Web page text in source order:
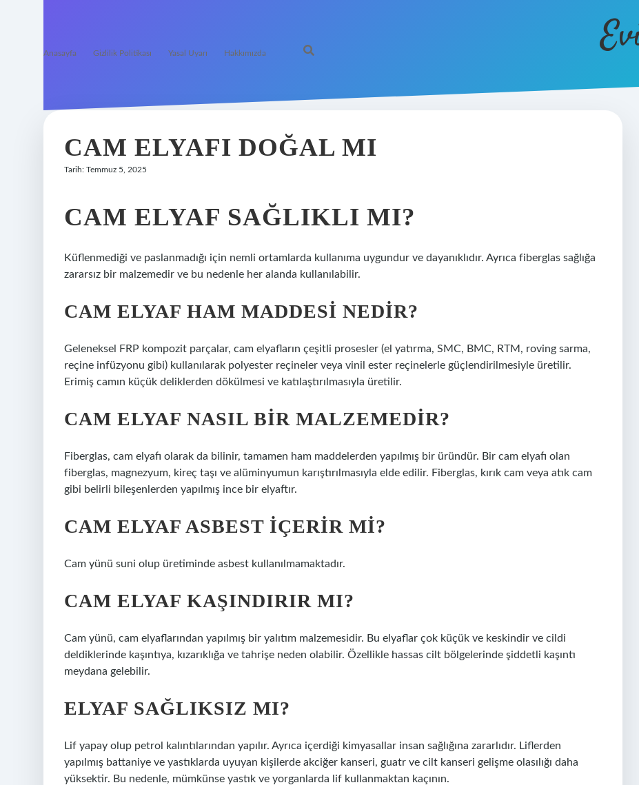
Anasayfa Gizlilik Politikası Yasal Uyarı Hakkımızda
CAM ELYAFI DOĞAL MI
Tarih: Temmuz 5, 2025
CAM ELYAF SAĞLIKLI MI?
Küflenmediği ve paslanmadığı için nemli ortamlarda kullanıma uygundur ve dayanıklıdır. Ayrıca fiberglas sağlığa
zararsız bir malzemedir ve bu nedenle her alanda kullanılabilir.
CAM ELYAF HAM MADDESI NEDIR?
Geleneksel FRP kompozit parçalar, cam elyafların çeşitli prosesler (el yatırma, SMC, BMC, RTM, roving sarma,
reçine infüzyonu gibi) kullanılarak polyester reçineler veya vinil ester reçinelerle güçlendirilmesiyle üretilir.
Erimiş camın küçük deliklerden dökülmesi ve katılaştırılmasıyla üretilir.
CAM ELYAF NASIL BIR MALZEMEDIR?
Fiberglas, cam elyafı olarak da bilinir, tamamen ham maddelerden yapılmış bir üründür. Bir cam elyafı olan
fiberglas, magnezyum, kireç taşı ve alüminyumun karıştırılmasıyla elde edilir. Fiberglas, kırık cam veya atık cam
gibi belirli bileşenlerden yapılmış ince bir elyaftır.
CAM ELYAF ASBEST IÇERIR MI?
Cam yünü suni olup üretiminde asbest kullanılmamaktadır.
CAM ELYAF KAŞINDIRIR MI?
Cam yünü, cam elyaflarından yapılmış bir yalıtım malzemesidir. Bu elyaflar çok küçük ve keskindir ve cildi
deldiklerinde kaşıntıya, kızarıklığa ve tahrişe neden olabilir. Özellikle hassas cilt bölgelerinde şiddetli kaşıntı
meydana gelebilir.
ELYAF SAĞLIKSIZ MI?
Lif yapay olup petrol kalıntılarından yapılır. Ayrıca içerdiği kimyasallar insan sağlığına zararlıdır. Liflerden
yapılmış battaniye ve yastıklarda uyuyan kişilerde akciğer kanseri, guatr ve cilt kanseri gelişme olasılığı daha
yüksektir. Bu nedenle, mümkünse yastık ve yorganlarda lif kullanmaktan kaçının.